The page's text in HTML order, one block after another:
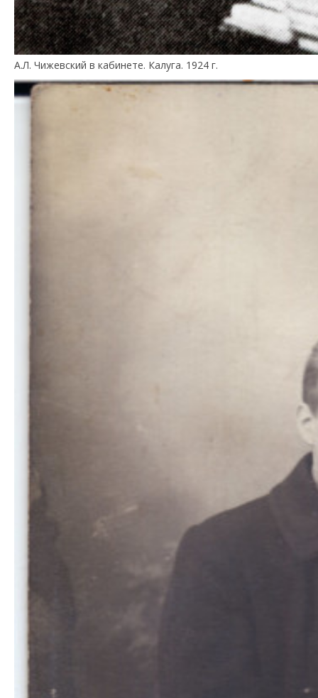
А.Л. Чижевский в кабинете. Калуга. 1924 г.